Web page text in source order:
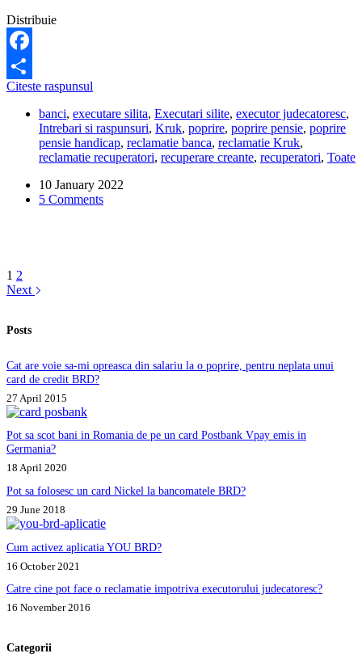
Distribuie
Facebook
Share
Citeste raspunsul
a
pus
poprire
pe
de
invaliditate
banci, executare silita, Executari silite, executor judecatoresc,
Intrebari si raspunsuri, Kruk, poprire, poprire pensie, poprire
pensie handicap, reclamatie banca, reclamatie Kruk,
reclamatie recuperatori, recuperare creante, recuperatori, Toate
10 January 2022
5 Comments
1 2
Next
Posts
Cat are voie sa-mi opreasca din salariu la o poprire, pentru neplata unui
card de credit BRD?
27 April 2015
Pot sa scot bani in Romania de pe un card Postbank Vpay emis in
Germania?
18 April 2020
Pot sa folosesc un card Nickel la bancomatele BRD?
29 June 2018
Cum activez aplicatia YOU BRD?
16 October 2021
Catre cine pot face o reclamatie impotriva executorului judecatoresc?
16 November 2016
Categorii